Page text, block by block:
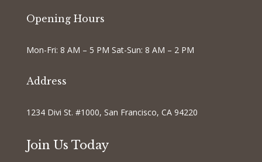
Opening Hours
Mon-Fri: 8 AM – 5 PM Sat-Sun: 8 AM – 2 PM
Address
1234 Divi St. #1000, San Francisco, CA 94220
Join Us Today